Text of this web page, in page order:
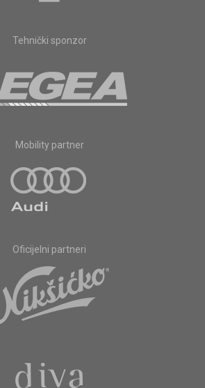
Tehnički sponzor
Mobility partner
Oficijelni partneri